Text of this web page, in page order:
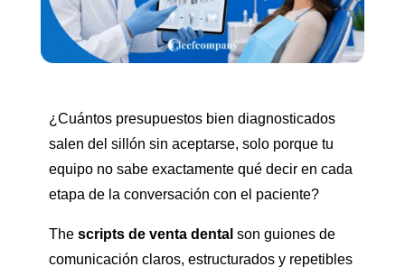
¿Cuántos presupuestos bien diagnosticados
salen del sillón sin aceptarse, solo porque tu
equipo no sabe exactamente qué decir en cada
etapa de la conversación con el paciente?
The scripts de venta dental son guiones de
comunicación claros, estructurados y repetibles